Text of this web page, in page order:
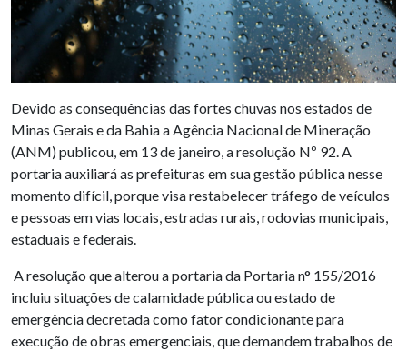
Devido as consequências das fortes chuvas nos estados de
Minas Gerais e da Bahia a Agência Nacional de Mineração
(ANM) publicou, em 13 de janeiro, a resolução Nº 92. A
portaria auxiliará as prefeituras em sua gestão pública nesse
momento difícil, porque visa restabelecer tráfego de veículos
e pessoas em vias locais, estradas rurais, rodovias municipais,
estaduais e federais.
A resolução que alterou a portaria da Portaria n° 155/2016
incluiu situações de calamidade pública ou estado de
emergência decretada como fator condicionante para
execução de obras emergenciais, que demandem trabalhos de